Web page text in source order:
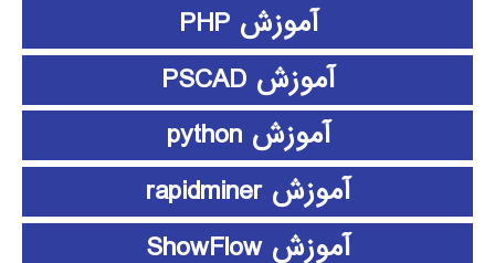
آموزش PHP
آموزش PSCAD
آموزش python
آموزش rapidminer
آموزش ShowFlow